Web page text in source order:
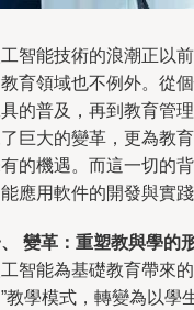
智能技術的浪潮正以
育領域也不例外。從
的普及，再到教育管
巨大的變革，更為教
的機遇。而這一切的
應用軟件的開發與實踐
變革：重塑教與學的
智能為基礎教育帶來
教學模式，轉變為以學